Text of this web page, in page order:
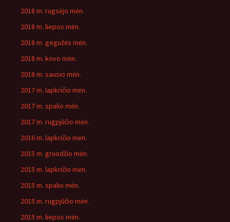
2018 m. rugsėjo mėn.
2018 m. liepos mėn.
2018 m. gegužės mėn.
2018 m. kovo mėn.
2018 m. sausio mėn.
2017 m. lapkričio mėn.
2017 m. spalio mėn.
2017 m. rugpjūčio mėn.
2016 m. lapkričio mėn.
2015 m. gruodžio mėn.
2015 m. lapkričio mėn.
2015 m. spalio mėn.
2015 m. rugpjūčio mėn.
2015 m. liepos mėn.